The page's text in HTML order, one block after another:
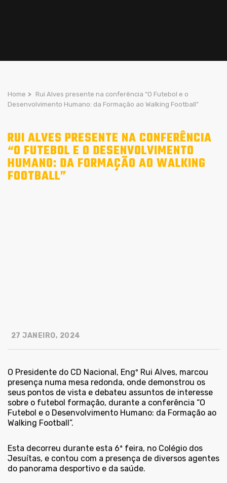
Home > Rui Alves presente na conferência “O Futebol e o
Desenvolvimento Humano: da Formação ao Walking Football”
RUI ALVES PRESENTE NA CONFERÊNCIA
“O FUTEBOL E O DESENVOLVIMENTO
HUMANO: DA FORMAÇÃO AO WALKING
FOOTBALL”
27 JANEIRO, 2024
O Presidente do CD Nacional, Engº Rui Alves, marcou
presença numa mesa redonda, onde demonstrou os
seus pontos de vista e debateu assuntos de interesse
sobre o futebol formação, durante a conferência “O
Futebol e o Desenvolvimento Humano: da Formação ao
Walking Football”.
Esta decorreu durante esta 6ª feira, no Colégio dos
Jesuítas, e contou com a presença de diversos agentes
do panorama desportivo e da saúde.